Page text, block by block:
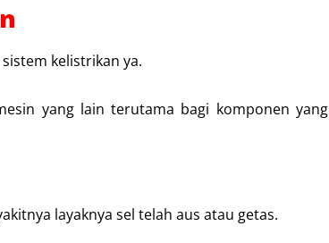
kelistrikan ya.
yang lain terutama bagi komponen yang
layaknya sel telah aus atau getas.